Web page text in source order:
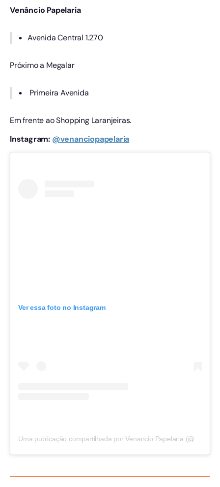
Venâncio Papelaria
Avenida Central 1.270
Próximo a Megalar
Primeira Avenida
Em frente ao Shopping Laranjeiras.
Instagram: @venanciopapelaria
Ver essa foto no Instagram